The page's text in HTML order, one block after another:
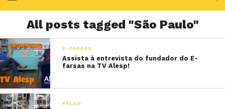
All posts tagged "São Paulo"
E-FARSAS
Assista à entrevista do fundador do E-
farsas na TV Alesp!
FALSO